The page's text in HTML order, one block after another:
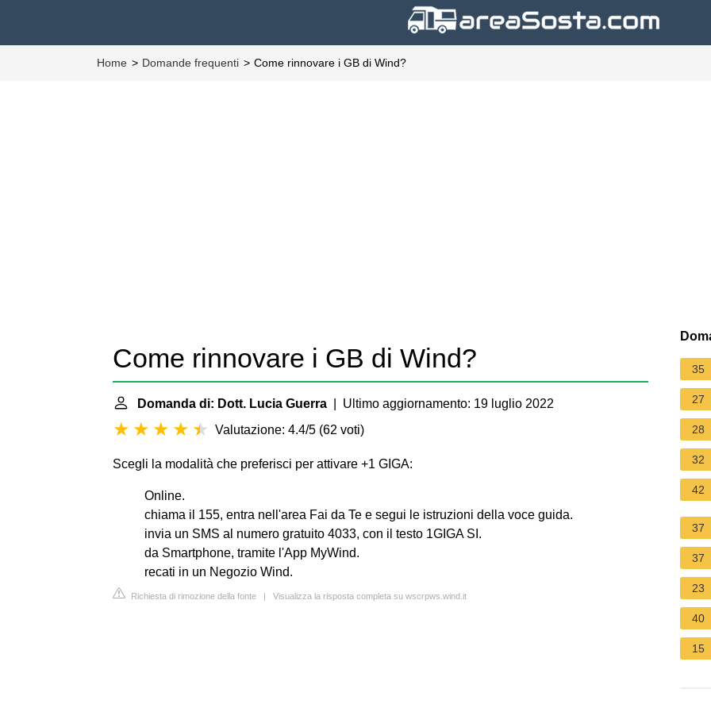
Home Domande frequenti Come rinnovare i GB di Wind?
Come rinnovare i GB di Wind?
Domanda di: Dott. Lucia Guerra | Ultimo aggiornamento: 19 luglio 2022
Valutazione: 4.4/5 (62 voti)
Scegli la modalità che preferisci per attivare +1 GIGA:
Online.
chiama il 155, entra nell'area Fai da Te e segui le istruzioni della voce guida.
invia un SMS al numero gratuito 4033, con il testo 1GIGA SI.
da Smartphone, tramite l'App MyWind.
recati in un Negozio Wind.
Richiesta di rimozione della fonte | Visualizza la risposta completa su wscrpws.wind.it
35
27
28
32
42
37
37
23
40
15